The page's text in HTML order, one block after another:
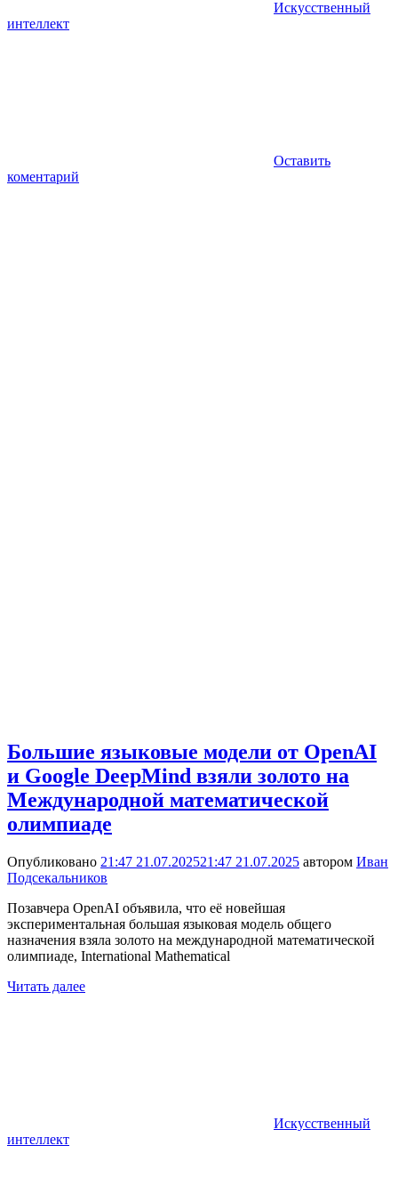
Искусственный
интеллект
Оставить
коментарий
Большие языковые модели от OpenAI
и Google DeepMind взяли золото на
Международной математической
олимпиаде
Опубликовано 21:47 21.07.202521:47 21.07.2025 автором Иван
Подсекальников
Позавчера OpenAI объявила, что её новейшая
экспериментальная большая языковая модель общего
назначения взяла золото на международной математической
олимпиаде, International Mathematical
Читать далее
Искусственный
интеллект